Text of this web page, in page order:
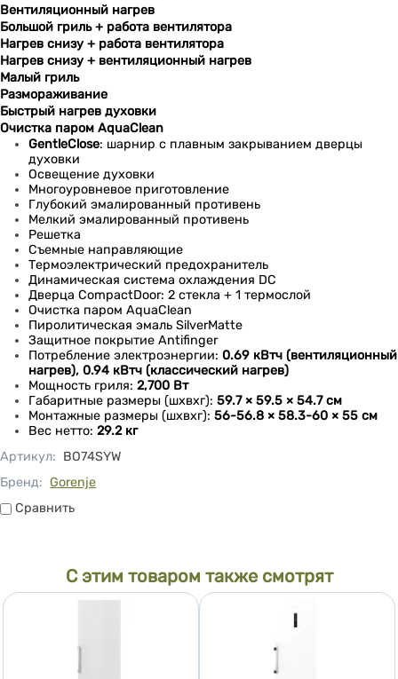
Вентиляционный нагрев
Большой гриль + работа вентилятора
Нагрев снизу + работа вентилятора
Нагрев снизу + вентиляционный нагрев
Малый гриль
Размораживание
Быстрый нагрев духовки
Очистка паром AquaClean
GentleClose: шарнир с плавным закрыванием дверцы
духовки
Освещение духовки
Многоуровневое приготовление
Глубокий эмалированный противень
Мелкий эмалированный противень
Решетка
Съемные направляющие
Термоэлектрический предохранитель
Динамическая система охлаждения DC
Дверца CompactDoor: 2 стекла + 1 термослой
Очистка паром AquaClean
Пиролитическая эмаль SilverMatte
Защитное покрытие Antifinger
Потребление электроэнергии:0.69 кВтч (вентиляционный
нагрев), 0.94 кВтч (классический нагрев)
Мощность гриля:2,700 Вт
Габаритные размеры (шхвхг):59.7 × 59.5 × 54.7 см
Монтажные размеры (шхвхг):56-56.8 × 58.3-60 × 55 см
Вес нетто:29.2 кг
Артикул: BO74SYW
Бренд: Gorenje
СравнитьСравнить
С этим товаром также смотрят